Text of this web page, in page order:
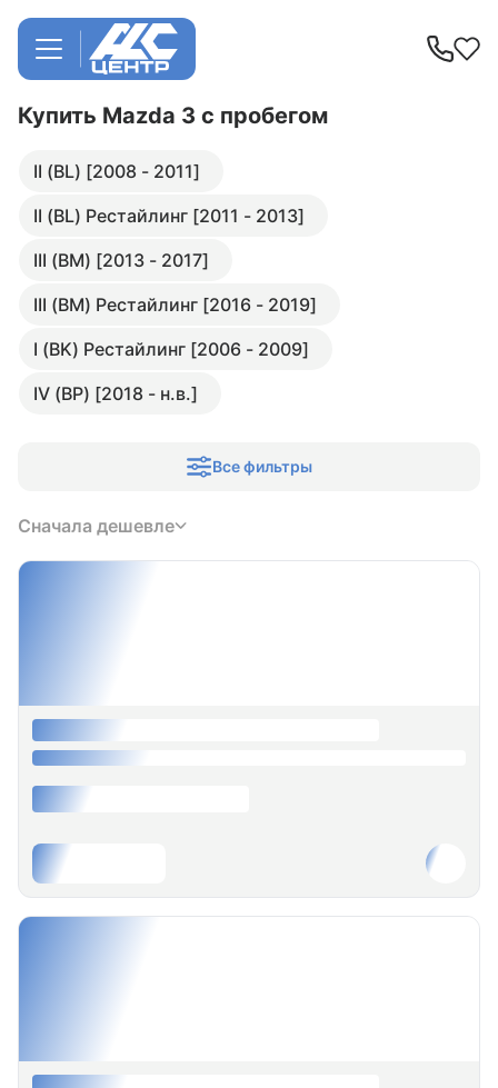
Купить Mazda 3 с пробегом
II (BL) [2008 - 2011]
II (BL) Рестайлинг [2011 - 2013]
III (BM) [2013 - 2017]
III (BM) Рестайлинг [2016 - 2019]
I (BK) Рестайлинг [2006 - 2009]
IV (BP) [2018 - н.в.]
Все фильтры
Сначала дешевле